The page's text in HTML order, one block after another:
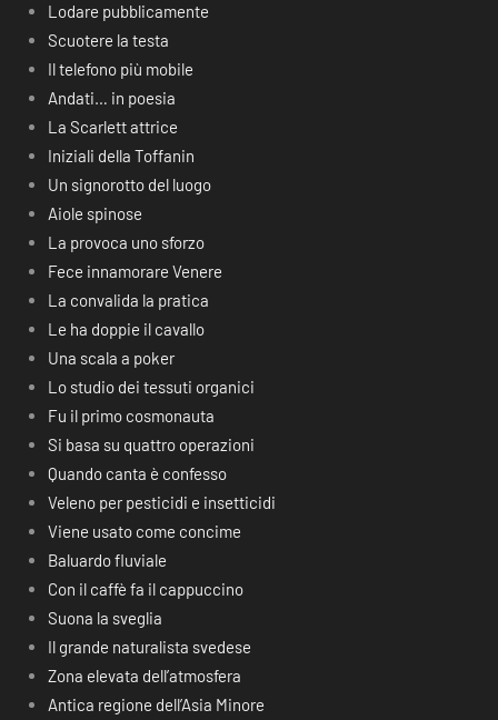
Lodare pubblicamente
Scuotere la testa
Il telefono più mobile
Andati… in poesia
La Scarlett attrice
Iniziali della Toffanin
Un signorotto del luogo
Aiole spinose
La provoca uno sforzo
Fece innamorare Venere
La convalida la pratica
Le ha doppie il cavallo
Una scala a poker
Lo studio dei tessuti organici
Fu il primo cosmonauta
Si basa su quattro operazioni
Quando canta è confesso
Veleno per pesticidi e insetticidi
Viene usato come concime
Baluardo fluviale
Con il caffè fa il cappuccino
Suona la sveglia
Il grande naturalista svedese
Zona elevata dell’atmosfera
Antica regione dell’Asia Minore